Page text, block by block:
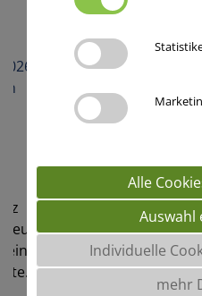
Aktuelle
für
SU Mais
Passgenau für
neues BOOST-
Alle
Auswahl
Individuelle
mehr